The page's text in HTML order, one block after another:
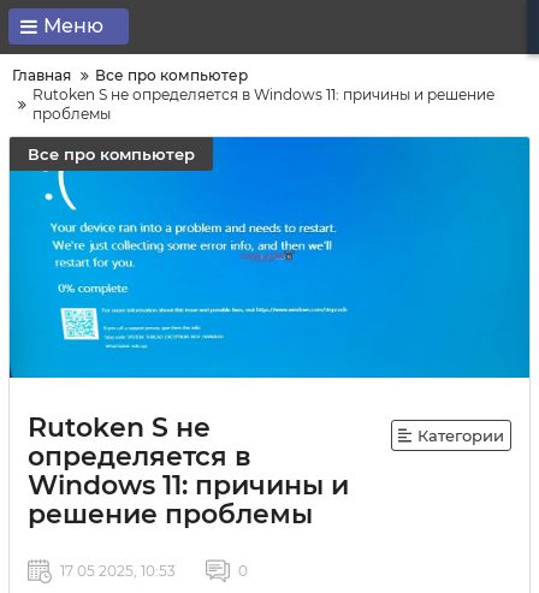
Меню
Главная
Все про компьютер
Rutoken S не определяется в Windows 11: причины и решение
проблемы
Все про компьютер
Rutoken S не
определяется в
Windows 11: причины и
решение проблемы
Категории
17 05 2025, 10:53 0